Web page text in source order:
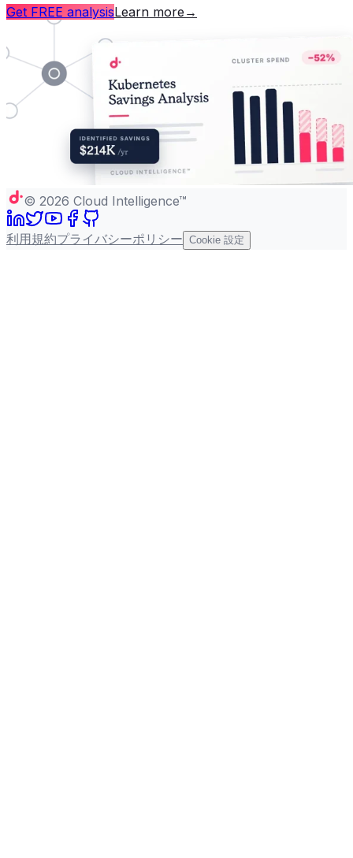
Get FREE analysisLearn more →
© 2026 Cloud Intelligence™
利用規約プライバシーポリシー Cookie 設定